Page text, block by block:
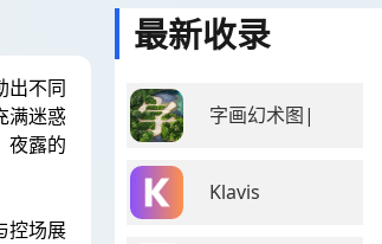
出不同
满迷惑
夜露的
控场展
最新收录
字画幻术图|
Klavis